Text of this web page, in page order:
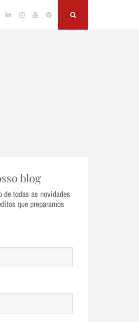
TwitterLinkedinInstagram
YouTubePinterest
blog
de todas as novidades
que preparamos